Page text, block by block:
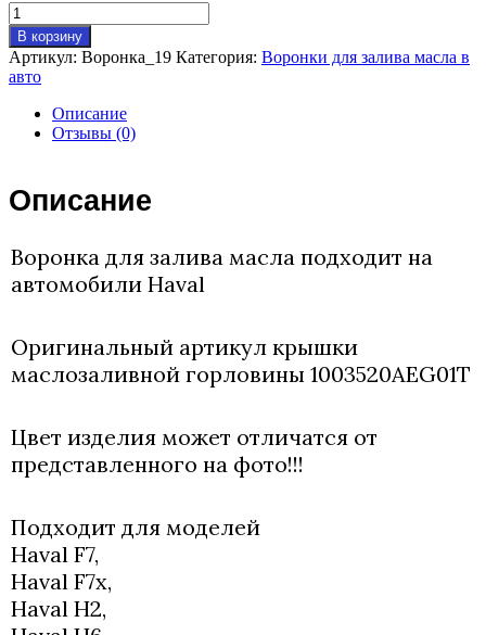
Количество
товара
Воронка
для
залива
масла
двигатель
F7,
Н2,
Jolion,
Dargo.
В корзину
Артикул: Воронка_19 Категория: Воронки для залива масла в
авто
Описание
Отзывы (0)
Описание
Воронка для залива масла подходит на
автомобили Haval
Оригинальный артикул крышки
маслозаливной горловины 1003520AEG01T
Цвет изделия может отличатся от
представленного на фото!!!
Подходит для моделей
Haval F7,
Haval F7x,
Haval H2,